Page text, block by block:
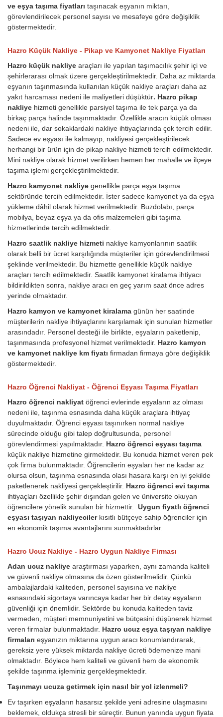
ve eşya taşıma fiyatları taşınacak eşyanın miktarı,
görevlendirilecek personel sayısı ve mesafeye göre değişiklik
göstermektedir.
Hazro Küçük Nakliye - Pikap ve Kamyonet Nakliye Fiyatları
Hazro küçük nakliye araçları ile yapılan taşımacılık şehir içi ve
şehirlerarası olmak üzere gerçekleştirilmektedir. Daha az miktarda
eşyanın taşınmasında kullanılan küçük nakliye araçları daha az
yakıt harcaması nedeni ile maliyetleri düşüktür. Hazro pikap
nakliye hizmeti genellikle parsiyel taşıma ile tek parça ya da
birkaç parça halinde taşınmaktadır. Özellikle aracın küçük olması
nedeni ile, dar sokaklardaki nakliye ihtiyaçlarında çok tercih edilir.
Sadece ev eşyası ile kalmayıp, nakliyesi gerçekleştirilecek
herhangi bir ürün için de pikap nakliye hizmeti tercih edilmektedir.
Mini nakliye olarak hizmet verilirken hemen her mahalle ve ilçeye
taşıma işlemi gerçekleştirilmektedir.
Hazro kamyonet nakliye genellikle parça eşya taşıma
sektöründe tercih edilmektedir. İster sadece kamyonet ya da eşya
yükleme dâhil olarak hizmet verilmektedir. Buzdolabı, parça
mobilya, beyaz eşya ya da ofis malzemeleri gibi taşıma
hizmetlerinde tercih edilmektedir.
Hazro saatlik nakliye hizmeti nakliye kamyonlarının saatlik
olarak belli bir ücret karşılığında müşteriler için görevlendirilmesi
şeklinde verilmektedir. Bu hizmette genellikle küçük nakliye
araçları tercih edilmektedir. Saatlik kamyonet kiralama ihtiyacı
bildirildikten sonra, nakliye aracı en geç yarım saat önce adres
yerinde olmaktadır.
Hazro kamyon ve kamyonet kiralama günün her saatinde
müşterilerin nakliye ihtiyaçlarını karşılamak için sunulan hizmetler
arasındadır. Personel desteği ile birlikte, eşyaların paketlenip,
taşınmasında profesyonel hizmet verilmektedir. Hazro kamyon
ve kamyonet nakliye km fiyatı firmadan firmaya göre değişiklik
göstermektedir.
Hazro Öğrenci Nakliyat - Öğrenci Eşyası Taşıma Fiyatları
Hazro öğrenci nakliyat öğrenci evlerinde eşyaların az olması
nedeni ile, taşınma esnasında daha küçük araçlara ihtiyaç
duyulmaktadır. Öğrenci eşyası taşınırken normal nakliye
sürecinde olduğu gibi talep doğrultusunda, personel
görevlendirmesi yapılmaktadır. Hazro öğrenci eşyası taşıma
küçük nakliye hizmetine girmektedir. Bu konuda hizmet veren pek
çok firma bulunmaktadır. Öğrencilerin eşyaları her ne kadar az
olursa olsun, taşınma esnasında olası hasara karşı en iyi şekilde
paketlenerek nakliyesi gerçekleştirilir. Hazro öğrenci evi taşıma
ihtiyaçları özellikle şehir dışından gelen ve üniversite okuyan
öğrencilere yönelik sunulan bir hizmettir. Uygun fiyatlı öğrenci
eşyası taşıyan nakliyeciler kısıtlı bütçeye sahip öğrenciler için
en ekonomik taşıma avantajlarını sunmaktadırlar.
Hazro Ucuz Nakliye - Hazro Uygun Nakliye Firması
Adan ucuz nakliye araştırması yaparken, aynı zamanda kaliteli
ve güvenli nakliye olmasına da özen gösterilmelidir. Çünkü
ambalajlardaki kaliteden, personel sayısına ve nakliye
esnasındaki sigortaya varıncaya kadar her bir detay eşyaların
güvenliği için önemlidir. Sektörde bu konuda kaliteden taviz
vermeden, müşteri memnuniyetini ve bütçesini düşünerek hizmet
veren firmalar bulunmaktadır. Hazro ucuz eşya taşıyan nakliye
firmaları eşyanızın miktarına uygun aracı konumlandırarak,
gereksiz yere yüksek miktarda nakliye ücreti ödemenize mani
olmaktadır. Böylece hem kaliteli ve güvenli hem de ekonomik
şekilde taşınma işleminiz gerçekleşmektedir.
Taşınmayı ucuza getirmek için nasıl bir yol izlenmeli?
Ev taşırken eşyaların hasarsız şekilde yeni adresine ulaşmasını
beklemek, oldukça stresli bir süreçtir. Bunun yanında uygun fiyata